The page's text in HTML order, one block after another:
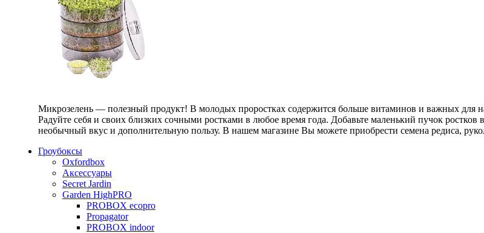
Микрозелень — полезный продукт! В молодых проростках содержится больше витаминов и важных для
Радуйте себя и своих близких сочными ростками в любое время года. Добавьте маленький пучок
необычный вкус и дополнительную пользу. В нашем магазине Вы можете приобрести семена редиса,
Гроубоксы
Oxfordbox
Аксессуары
Secret Jardin
Garden HighPRO
PROBOX ecopro
Propagator
PROBOX indoor